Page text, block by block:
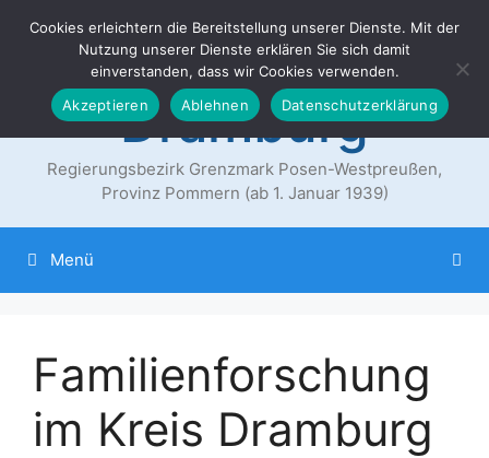
Inhalt
Der Landkreis
Dramburg
Regierungsbezirk Grenzmark Posen-Westpreußen,
Provinz Pommern (ab 1. Januar 1939)
Menü
Familienforschung
im Kreis Dramburg
Cookies erleichtern die Bereitstellung unserer Dienste. Mit der
Nutzung unserer Dienste erklären Sie sich damit
einverstanden, dass wir Cookies verwenden.
Akzeptieren
Ablehnen Datenschutzerklärung